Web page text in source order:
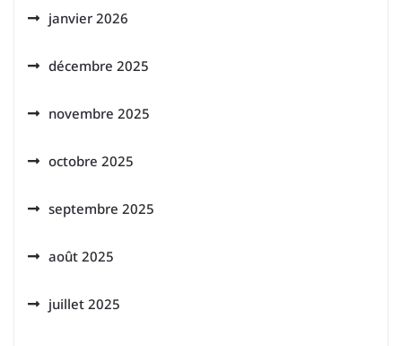
janvier 2026
décembre 2025
novembre 2025
octobre 2025
septembre 2025
août 2025
juillet 2025